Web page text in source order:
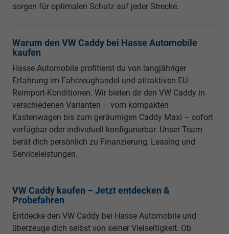
sorgen für optimalen Schutz auf jeder Strecke.
Warum den VW Caddy bei Hasse Automobile
kaufen
Hasse Automobile profitierst du von langjähriger
Erfahrung im Fahrzeughandel und attraktiven EU-
Reimport-Konditionen. Wir bieten dir den VW Caddy in
verschiedenen Varianten – vom kompakten
Kastenwagen bis zum geräumigen Caddy Maxi – sofort
verfügbar oder individuell konfigurierbar. Unser Team
berät dich persönlich zu Finanzierung, Leasing und
Serviceleistungen.
VW Caddy kaufen – Jetzt entdecken &
Probefahren
Entdecke den VW Caddy bei Hasse Automobile und
überzeuge dich selbst von seiner Vielseitigkeit. Ob